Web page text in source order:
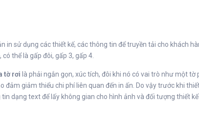
in sử dụng các thiết kế, các thông tin để truyền tải cho khách
, có thể là gấp đôi, gấp 3, gấp 4.
tờ rơi là phải ngắn gọn, xúc tích, đôi khi nó có vai trò như một tờ
đảm giảm thiểu chi phí liên quan đến in ấn. Do vậy trước khi
dạng text để lấy không gian cho hình ảnh và đối tượng thiết kế